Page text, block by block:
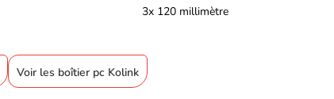
3x 120 millimètre
Voir les boîtier pc Kolink